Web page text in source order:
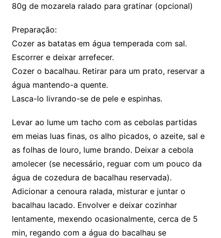
80g de mozarela ralado para gratinar (opcional)
Preparação:
Cozer as batatas em água temperada com sal.
Escorrer e deixar arrefecer.
Cozer o bacalhau. Retirar para um prato, reservar a
água mantendo-a quente.
Lasca-lo livrando-se de pele e espinhas.
Levar ao lume um tacho com as cebolas partidas
em meias luas finas, os alho picados, o azeite, sal e
as folhas de louro, lume brando. Deixar a cebola
amolecer (se necessário, reguar com um pouco da
água de cozedura de bacalhau reservada).
Adicionar a cenoura ralada, misturar e juntar o
bacalhau lacado. Envolver e deixar cozinhar
lentamente, mexendo ocasionalmente, cerca de 5
min, regando com a água do bacalhau se